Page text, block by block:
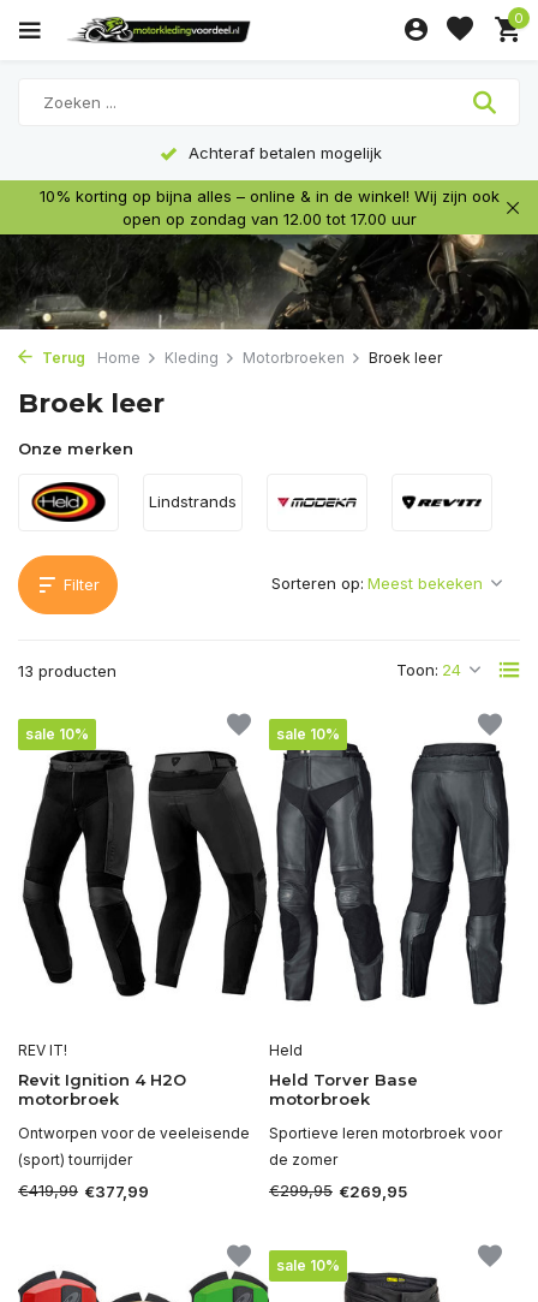
0
Achteraf betalen mogelijk
10% korting op bijna alles – online & in de winkel! Wij zijn ook
open op zondag van 12.00 tot 17.00 uur
Terug Home Kleding Motorbroeken Broek leer
Broek leer
Onze merken
Lindstrands
Filter
13 producten Toon:
Sorteren op:
sale 10%
REV IT!
Revit Ignition 4 H2O
motorbroek
Ontworpen voor de veeleisende
(sport) tourrijder
€419,99 €377,99
sale 10%
Held
Held Torver Base
motorbroek
Sportieve leren motorbroek voor
de zomer
€299,95 €269,95
sale 10%